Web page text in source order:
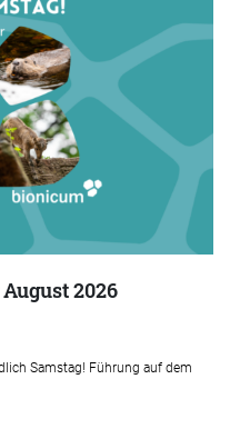
2026
Samstag! Führung auf dem